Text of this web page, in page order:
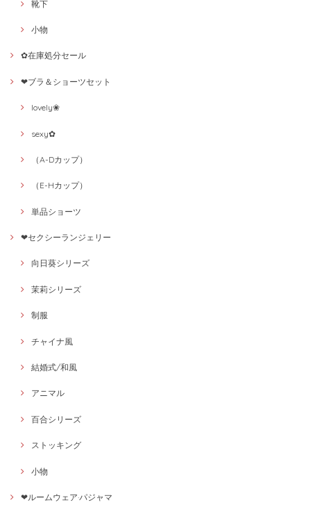
靴下
小物
✿在庫処分セール
❤ブラ＆ショーツセット
lovely❀
sexy✿
（A-Dカップ）
（E-Hカップ）
単品ショーツ
❤セクシーランジェリー
向日葵シリーズ
茉莉シリーズ
制服
チャイナ風
結婚式/和風
アニマル
百合シリーズ
ストッキング
小物
❤ルームウェア·パジャマ